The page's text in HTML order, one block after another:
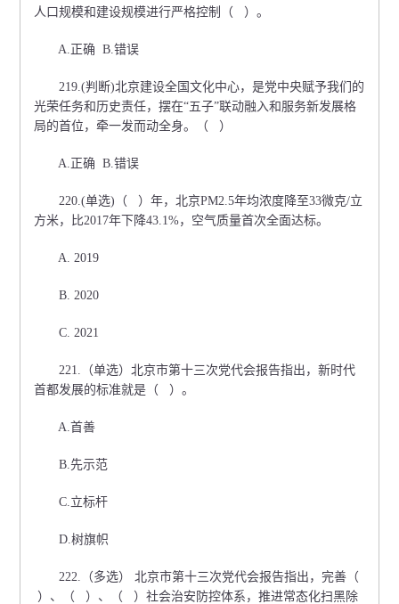
人口规模和建设规模进行严格控制（ ）。
A.正确 B.错误
219.(判断)北京建设全国文化中心，是党中央赋予我们的
光荣任务和历史责任，摆在“五子”联动融入和服务新发展格
局的首位，牵一发而动全身。（ ）
A.正确 B.错误
220.(单选)（ ）年，北京PM2.5年均浓度降至33微克/立
方米，比2017年下降43.1%，空气质量首次全面达标。
A. 2019
B. 2020
C. 2021
221.（单选）北京市第十三次党代会报告指出，新时代
首都发展的标准就是（ ）。
A.首善
B.先示范
C.立标杆
D.树旗帜
222.（多选） 北京市第十三次党代会报告指出，完善（
）、（ ）、（ ）社会治安防控体系，推进常态化扫黑除